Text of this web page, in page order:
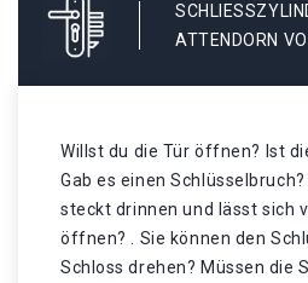
TTENDORN
Willst du die Tür öffnen? Ist
Gab es einen Schlüsselbruch?
steckt drinnen und lässt sich
öffnen? . Sie können den
Schloss drehen? Müssen die